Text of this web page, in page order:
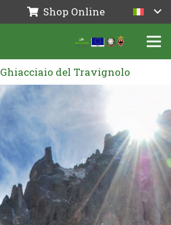
Shop Online
Ghiacciaio del Travignolo